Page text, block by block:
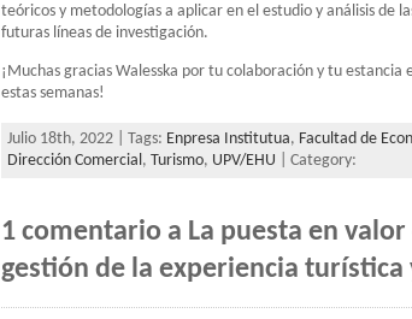
teóricos y metodologías a aplicar en el estudio y análisis de
futuras líneas de investigación.
¡Muchas gracias Walesska por tu colaboración y tu
estas semanas!
Julio 18th, 2022 | Tags: Enpresa Institutua, Facultad de
Dirección Comercial ,Turismo, UPV/EHU | Category:
1 comentario a La puesta en
gestión de la experiencia